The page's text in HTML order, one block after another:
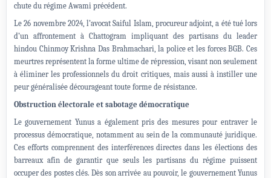
chute du régime Awami précédent.
Le 26 novembre 2024, l’avocat Saiful Islam, procureur adjoint, a été tué lors
d’un affrontement à Chattogram impliquant des partisans du leader
hindou Chinmoy Krishna Das Brahmachari, la police et les forces BGB. Ces
meurtres représentent la forme ultime de répression, visant non seulement
à éliminer les professionnels du droit critiques, mais aussi à instiller une
peur généralisée décourageant toute forme de résistance.
Obstruction électorale et sabotage démocratique
Le gouvernement Yunus a également pris des mesures pour entraver le
processus démocratique, notamment au sein de la communauté juridique.
Ces efforts comprennent des interférences directes dans les élections des
barreaux afin de garantir que seuls les partisans du régime puissent
occuper des postes clés. Dès son arrivée au pouvoir, le gouvernement Yunus